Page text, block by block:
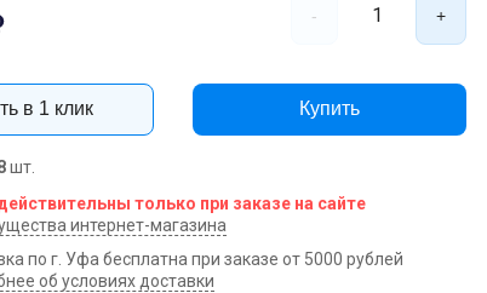
- 1 +
в 1 клик Купить
шт.
только при заказе на сайте
интернет-магазина
по г. Уфа бесплатна при заказе от 5000 рублей
об условиях доставки